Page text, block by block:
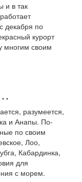
и в так
декабря по
курорт
многим своим
разумеется,
и Анапы. По-
по своим
Лоо,
Кабардинка,
для
с морем.